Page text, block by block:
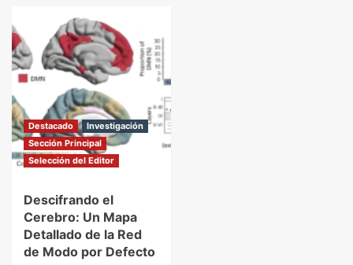
Destacado
Investigación
Sección Principal
Selección del Editor
Descifrando el
Cerebro: Un Mapa
Detallado de la Red
de Modo por Defecto